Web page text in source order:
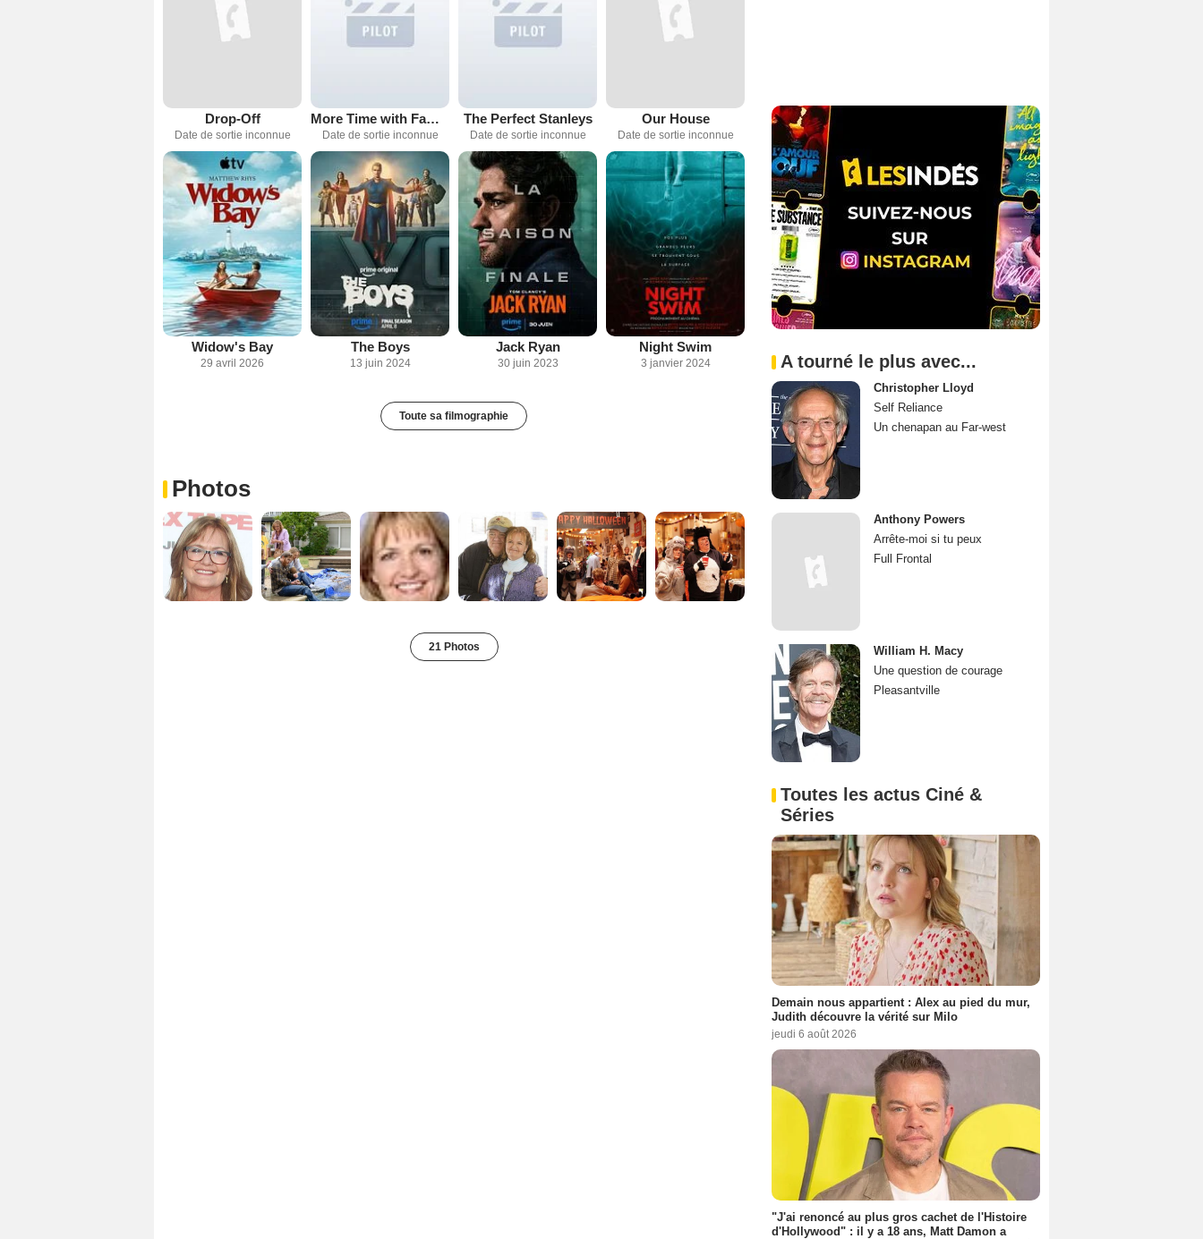
Drop-Off
Date de sortie inconnue
More Time with Family
Date de sortie inconnue
The Perfect Stanleys
Date de sortie inconnue
Our House
Date de sortie inconnue
Widow's Bay
29 avril 2026
The Boys
13 juin 2024
Jack Ryan
30 juin 2023
Night Swim
3 janvier 2024
Toute sa filmographie
Photos
21 Photos
A tourné le plus avec...
Christopher Lloyd
Self Reliance
Un chenapan au Far-west
Anthony Powers
Arrête-moi si tu peux
Full Frontal
William H. Macy
Une question de courage
Pleasantville
Toutes les actus Ciné &
Séries
Demain nous appartient : Alex au pied du mur,
Judith découvre la vérité sur Milo
jeudi 6 août 2026
"J'ai renoncé au plus gros cachet de l'Histoire
d'Hollywood" : il y a 18 ans, Matt Damon a